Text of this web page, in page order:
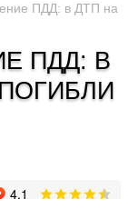
ПДД: в ДТП на
ПДД: В